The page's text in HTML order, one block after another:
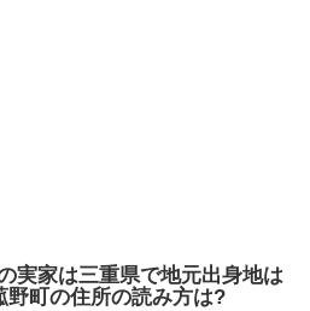
実家は三重県で地元出身地は
野町の住所の読み方は?